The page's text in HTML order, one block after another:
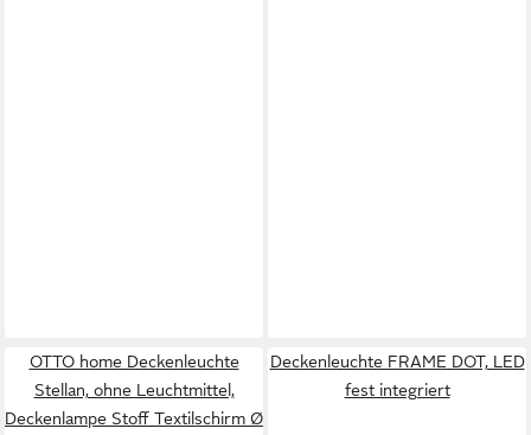
OTTO home Deckenleuchte
Stellan, ohne Leuchtmittel,
Deckenlampe Stoff Textilschirm Ø
Deckenleuchte FRAME DOT, LED
fest integriert